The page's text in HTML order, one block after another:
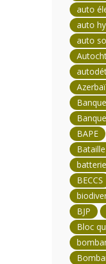
auto
auto
auto
BAPE
BECCS
BJP
Bloc